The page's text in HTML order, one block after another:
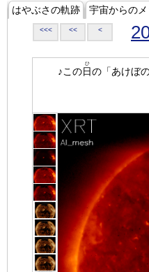
はやぶさの軌跡 宇宙からの
<<< << <
♪この日
ひ
の「あけぼの